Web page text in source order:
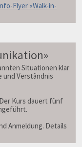
Flyer «Walk-in-
Situationen klar
und Verständnis
Der Kurs dauert fünf
Anmeldung. Details